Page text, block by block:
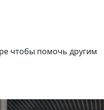
чтобы помочь другим